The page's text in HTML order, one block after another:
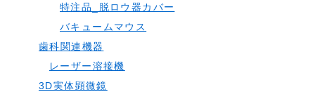
特注品_脱ロウ器カバー
バキュームマウス
歯科関連機器
レーザー溶接機
3D実体顕微鏡